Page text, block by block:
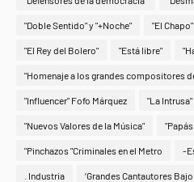
"Doble Sentido" y "+Noche" "El
"El Rey del Bolero" "Está libre"
"Homenaje a los grandes compositores
"Influencer" Fofo Márquez "La
"Nuevos Valores de la Música"
"Pinchazos "Criminales en el Metro -
. Industria ‘Grandes Cantautores